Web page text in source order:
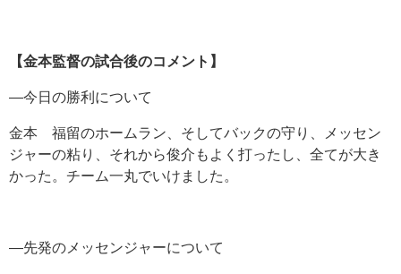
【金本監督の試合後のコメント】
―今日の勝利について
金本 福留のホームラン、そしてバックの守り、メッセン
ジャーの粘り、それから俊介もよく打ったし、全てが大き
かった。チーム一丸でいけました。
―先発のメッセンジャーについて